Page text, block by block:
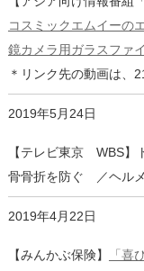
コスミックエムイーの
鏡カメラ用ガラスファ
＊リンク先の動画は、
2019年5月24日
【テレビ東京 WBS】
骨骨折を防ぐ ／ヘル
2019年4月22日
【みんかぶ保険】
「喜